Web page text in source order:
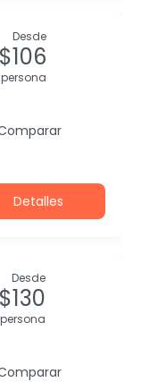
Desde
persona
Detalles
Desde